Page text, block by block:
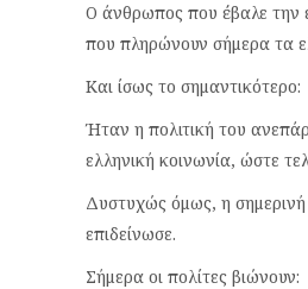
Ο άνθρωπος που έβαλε την
που πληρώνουν σήμερα τα
Και ίσως το σημαντικότερο:
Ήταν η πολιτική του
ελληνική κοινωνία, ώστε
Δυστυχώς όμως, η
επιδείνωσε.
Σήμερα οι πολίτες βιώνουν: